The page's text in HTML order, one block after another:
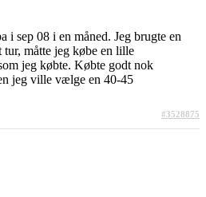
i sep 08 i en måned. Jeg brugte en
måtte jeg købe en lille
jeg købte. Købte godt nok
jeg ville vælge en 40-45
#3528875